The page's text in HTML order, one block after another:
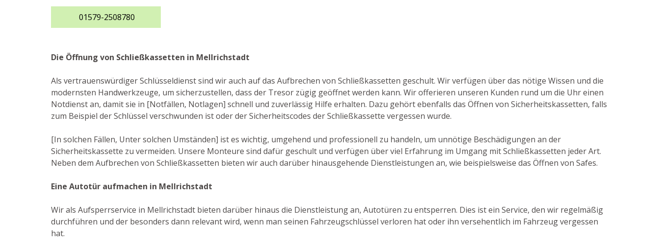
01579-2508780
Die Öffnung von Schließkassetten in Mellrichstadt
Als vertrauenswürdiger Schlüsseldienst sind wir auch auf das Aufbrechen von Schließkassetten geschult. Wir verfügen über das nötige Wissen und die
modernsten Handwerkzeuge, um sicherzustellen, dass der Tresor zügig geöffnet werden kann. Wir offerieren unseren Kunden rund um die Uhr einen
Notdienst an, damit sie in [Notfällen, Notlagen] schnell und zuverlässig Hilfe erhalten. Dazu gehört ebenfalls das Öffnen von Sicherheitskassetten, falls
zum Beispiel der Schlüssel verschwunden ist oder der Sicherheitscodes der Schließkassette vergessen wurde.
[In solchen Fällen, Unter solchen Umständen] ist es wichtig, umgehend und professionell zu handeln, um unnötige Beschädigungen an der
Sicherheitskassette zu vermeiden. Unsere Monteure sind dafür geschult und verfügen über viel Erfahrung im Umgang mit Schließkassetten jeder Art.
Neben dem Aufbrechen von Schließkassetten bieten wir auch darüber hinausgehende Dienstleistungen an, wie beispielsweise das Öffnen von Safes.
Eine Autotür aufmachen in Mellrichstadt
Wir als Aufsperrservice in Mellrichstadt bieten darüber hinaus die Dienstleistung an, Autotüren zu entsperren. Dies ist ein Service, den wir regelmäßig
durchführen und der besonders dann relevant wird, wenn man seinen Fahrzeugschlüssel verloren hat oder ihn versehentlich im Fahrzeug vergessen
hat.